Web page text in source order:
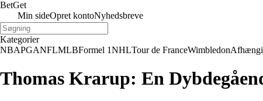
BetGet
Min sideOpret kontoNyhedsbreve
Kategorier
NBAPGANFLMLBFormel 1NHLTour de FranceWimbledon
Thomas Krarup: En